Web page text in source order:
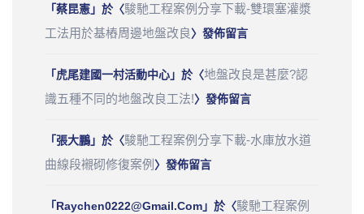
「蔡昆憲」於〈駿馳工程案例分享下載-雙環塞灌漿
工法用於基樁周邊地盤改良〉發佈留言
「 虎尾建國一村活動中心」於〈地盤改良是甚麼?認
識五種不同的地盤改良工法!〉發佈留言
「張大鵬」於〈駿馳工程案例分享下載-水庫放水道
曲線段襯砌修復案例 〉發佈留言
「 Raychen0222@gmail.com」於〈駿馳工程案例